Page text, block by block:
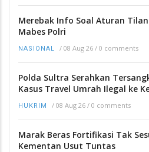
Merebak Info Soal Aturan
Mabes Polri
NASIONAL / 08 Aug 26 / 0 comments
Polda Sultra Serahkan
Kasus Travel Umrah Ilegal ke
HUKRIM / 08 Aug 26 / 0 comments
Marak Beras Fortifikasi Tak
Kementan Usut Tuntas